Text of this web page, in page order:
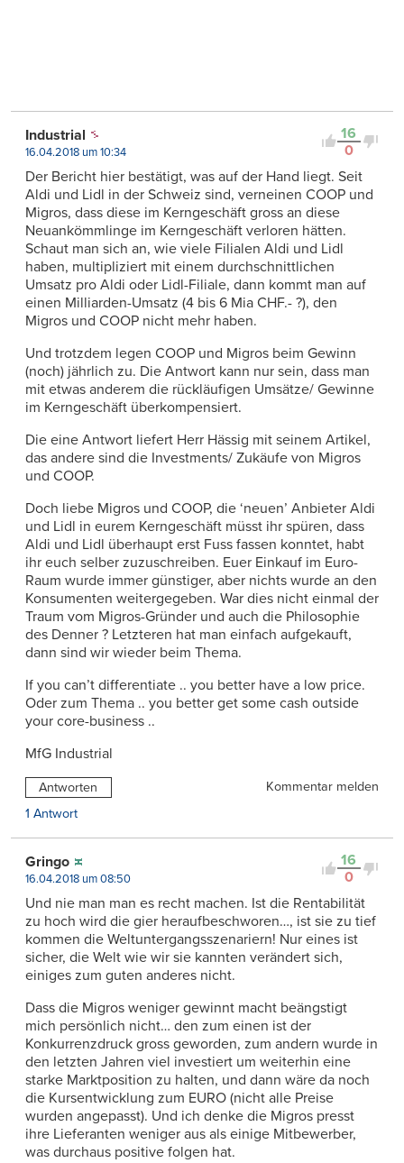
16
0
Industrial
16.04.2018 um 10:34
Der Bericht hier bestätigt, was auf der Hand liegt. Seit
Aldi und Lidl in der Schweiz sind, verneinen COOP und
Migros, dass diese im Kerngeschäft gross an diese
Neuankömmlinge im Kerngeschäft verloren hätten.
Schaut man sich an, wie viele Filialen Aldi und Lidl
haben, multipliziert mit einem durchschnittlichen
Umsatz pro Aldi oder Lidl-Filiale, dann kommt man auf
einen Milliarden-Umsatz (4 bis 6 Mia CHF.- ?), den
Migros und COOP nicht mehr haben.
Und trotzdem legen COOP und Migros beim Gewinn
(noch) jährlich zu. Die Antwort kann nur sein, dass man
mit etwas anderem die rückläufigen Umsätze/ Gewinne
im Kerngeschäft überkompensiert.
Die eine Antwort liefert Herr Hässig mit seinem Artikel,
das andere sind die Investments/ Zukäufe von Migros
und COOP.
Doch liebe Migros und COOP, die ‘neuen’ Anbieter Aldi
und Lidl in eurem Kerngeschäft müsst ihr spüren, dass
Aldi und Lidl überhaupt erst Fuss fassen konntet, habt
ihr euch selber zuzuschreiben. Euer Einkauf im Euro-
Raum wurde immer günstiger, aber nichts wurde an den
Konsumenten weitergegeben. War dies nicht einmal der
Traum vom Migros-Gründer und auch die Philosophie
des Denner ? Letzteren hat man einfach aufgekauft,
dann sind wir wieder beim Thema.
If you can’t differentiate .. you better have a low price.
Oder zum Thema .. you better get some cash outside
your core-business ..
MfG Industrial
Antworten
Kommentar melden
1 Antwort
16
0
Gringo
16.04.2018 um 08:50
Und nie man man es recht machen. Ist die Rentabilität
zu hoch wird die gier heraufbeschworen…, ist sie zu tief
kommen die Weltuntergangsszenariern! Nur eines ist
sicher, die Welt wie wir sie kannten verändert sich,
einiges zum guten anderes nicht.
Dass die Migros weniger gewinnt macht beängstigt
mich persönlich nicht… den zum einen ist der
Konkurrenzdruck gross geworden, zum andern wurde in
den letzten Jahren viel investiert um weiterhin eine
starke Marktposition zu halten, und dann wäre da noch
die Kursentwicklung zum EURO (nicht alle Preise
wurden angepasst). Und ich denke die Migros presst
ihre Lieferanten weniger aus als einige Mitbewerber,
was durchaus positive folgen hat.